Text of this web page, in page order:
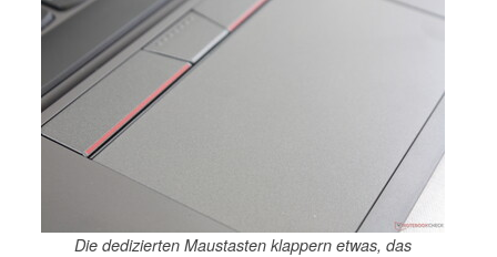
Die dedizierten Maustasten klappern etwas, das